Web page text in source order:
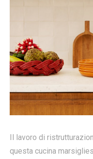
Il lavoro di
questa cucina